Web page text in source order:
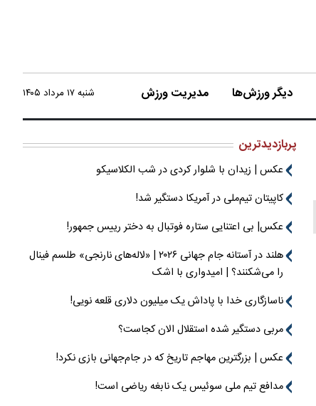
دیگر ورزش‌ها مدیریت ورزش شنبه ۱۷ مرداد ۱۴۰۵
پربازدیدترین
عکس | زیدان با شلوار کردی در شب الکلاسیکو
کاپیتان تیم‌ملی در آمریکا دستگیر شد!
عکس| بی اعتنایی ستاره فوتبال به دختر رییس جمهور!
هلند در آستانه جام جهانی ۲۰۲۶ | «لاله‌های نارنجی» طلسم فینال
را می‌شکنند؟ | امیدواری با اشک
ناسازگاری خدا با پاداش یک میلیون دلاری قلعه نویی!
مربی دستگیر شده استقلال الان کجاست؟
عکس | بزرگترین مهاجم تاریخ که در جام‌جهانی بازی نکرد!
مدافع تیم ملی سوئیس یک نابغه ریاضی است!